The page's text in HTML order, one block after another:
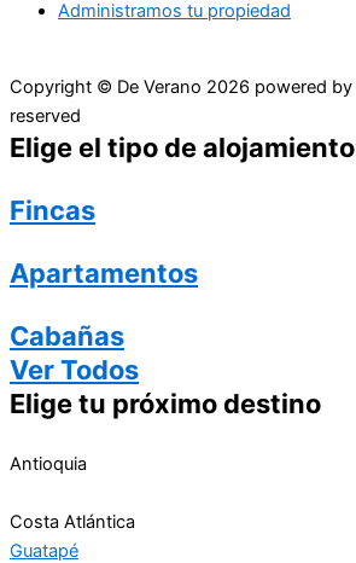
Administramos tu propiedad
Copyright © De Verano 2026 powered
reserved
Elige el tipo de alojamiento
Fincas
Apartamentos
Cabañas
Ver Todos
Elige tu próximo destino
Antioquia
Costa Atlántica
Guatapé